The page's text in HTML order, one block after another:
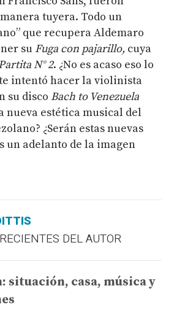
tuyera. Todo un
que recupera Aldemaro
su Fuga con pajarillo, cuya
N° 2. ¿No es acaso eso lo
intentó hacer la violinista
su disco Bach to Venezuela
nueva estética musical del
¿Serán estas nuevas
un adelanto de la imagen
DEL AUTOR
situación, casa, música y